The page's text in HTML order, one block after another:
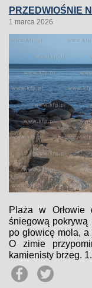
PRZEDWIOŚNIE
1 marca 2026
Plaża w Orłowie
śniegową pokrywą
po głowicę mola,
O zimie
kamienisty brzeg.